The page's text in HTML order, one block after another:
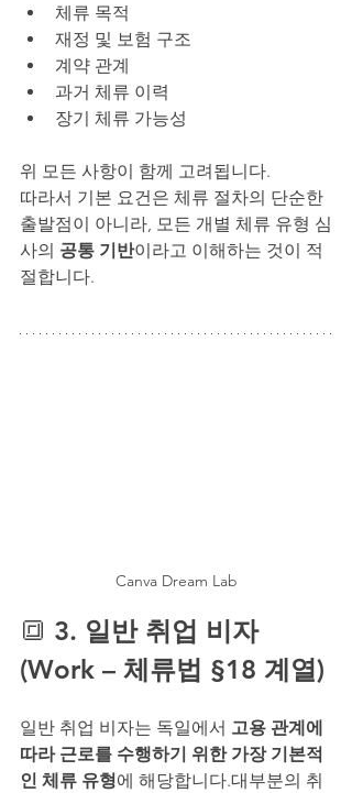
체류 목적
재정 및 보험 구조
계약 관계
과거 체류 이력
장기 체류 가능성
위 모든 사항이 함께 고려됩니다.
따라서 기본 요건은 체류 절차의 단순한
출발점이 아니라, 모든 개별 체류 유형 심
사의 공통 기반이라고 이해하는 것이 적
절합니다.
Canva Dream Lab
🔳 3. 일반 취업 비자
(Work – 체류법 §18 계열)
일반 취업 비자는 독일에서 고용 관계에
따라 근로를 수행하기 위한 가장 기본적
인 체류 유형에 해당합니다.대부분의 취